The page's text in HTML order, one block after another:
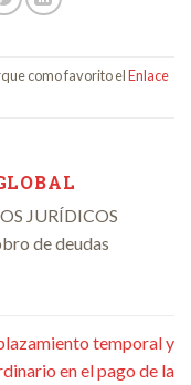
como favorito elEnlace
JURÍDICOS
de deudas
temporal y
en el pago de la